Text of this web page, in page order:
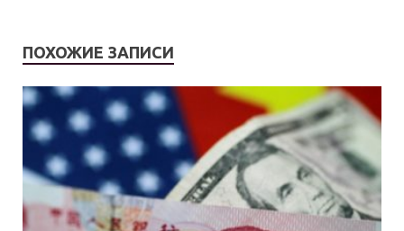
ПОХОЖИЕ ЗАПИСИ